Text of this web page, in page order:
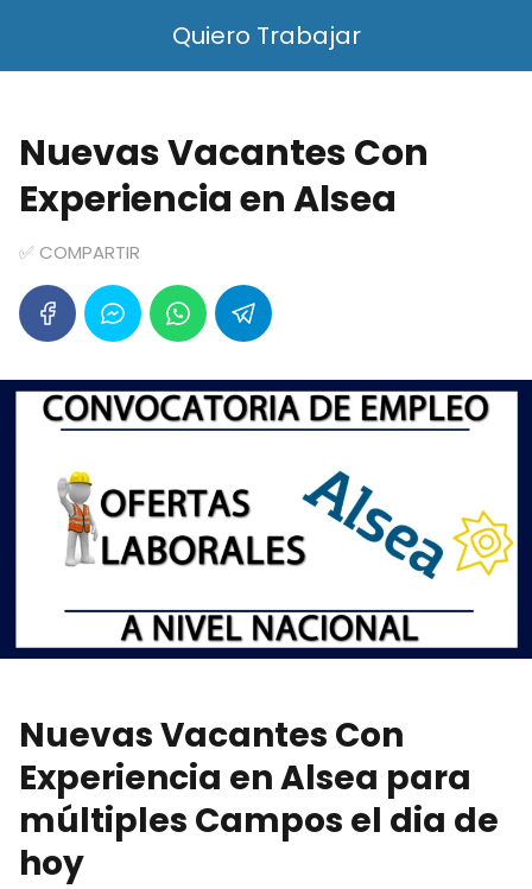
Quiero Trabajar
Nuevas Vacantes Con
Experiencia en Alsea
✅ COMPARTIR
Nuevas Vacantes Con
Experiencia en Alsea para
múltiples Campos el dia de
hoy